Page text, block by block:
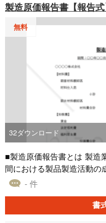
にする財務諸表のひとつで
常利益・当期純利益など
やコスト構造を把握でき、
料としても重要な役割を果たします。 ■
用シーン ＜年度ごとの業
を横並びで表示できるた
握できます。 ＜経営会議
フォーマットにより、数
資料にも活用できます。 ■作成・利用時のポイント ＜正確
な数値入力を徹底＞ 収益
いよう定期的にチェック
せて調整＞ 原価や販売管
に合わせて編集できます。
簡単＞ 年度ごとに新たなデ
長期推移を継続的に確認できます。 ■テンプ
メリット ＜無料でダウン
コストをかけずに、自社
Excel形式で編集・再利用
製造原価報告書【報告
無料
32ダウンロード
■製造原価報告書とは 製造
間における製品製造活動の
ものです。材料や人件費な
期製品製造原価」を報告する役
シーン ・月次・四半期・
- 件
書